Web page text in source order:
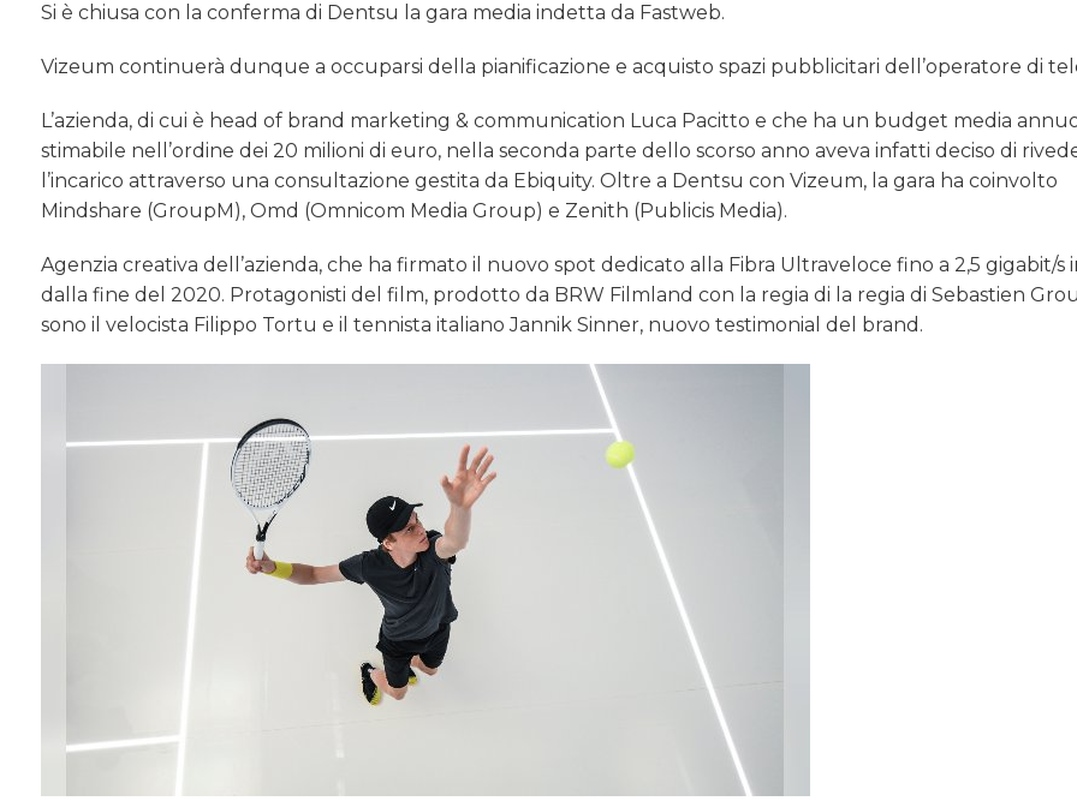
OPINIONI
Si è chiusa con la conferma di Dentsu la gara media indetta da Fastweb.
Vizeum continuerà dunque a occuparsi della pianificazione e acquisto spazi pubblicitari dell’operatore di
L’azienda, di cui è head of brand marketing & communication Luca Pacitto e che ha un budget media
stimabile nell’ordine dei 20 milioni di euro, nella seconda parte dello scorso anno aveva infatti deciso di
l’incarico attraverso una consultazione gestita da Ebiquity. Oltre a Dentsu con Vizeum, la gara ha coinvolto
Mindshare (GroupM), Omd (Omnicom Media Group) e Zenith (Publicis Media).
Agenzia creativa dell’azienda, che ha firmato il nuovo spot dedicato alla Fibra Ultraveloce fino a 2,5 gigabit/s
dalla fine del 2020. Protagonisti del film, prodotto da BRW Filmland con la regia di la regia di Sebastien
sono il velocista Filippo Tortu e il tennista italiano Jannik Sinner, nuovo testimonial del brand.